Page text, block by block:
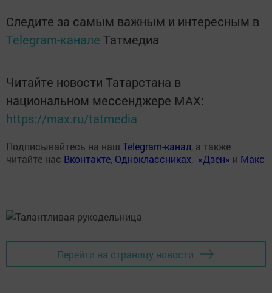
Следите за самым важным и интересным в
Telegram-канале Татмедиа
Читайте новости Татарстана в
национальном мессенджере MАХ:
https://max.ru/tatmedia
Подписывайтесь на наш Telegram-канал, а также
читайте нас Вконтакте, Одноклассниках, «Дзен» и Макс
Перейти на страницу новости